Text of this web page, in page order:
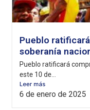
Pueblo
soberanía
Pueblo ratificará
este 10 de...
Leer más
6 de enero de 2025